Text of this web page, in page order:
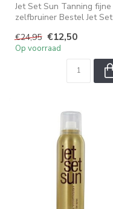
Jet Set Sun Tanning fijne
zelfbruiner Bestel Jet Set
€24,95 €12,50
Op voorraad